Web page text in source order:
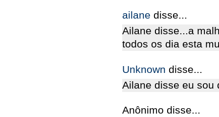
ailane disse...
Ailane disse...a
todos os dia esta
Unknown disse...
Ailane disse eu sou
Anônimo disse...